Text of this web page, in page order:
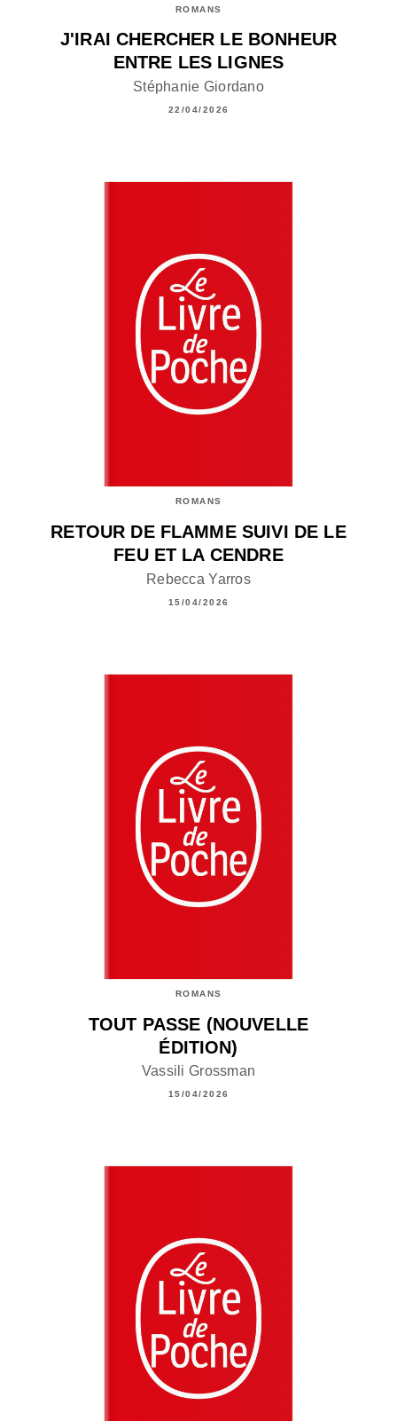
ROMANS
J'IRAI CHERCHER LE BONHEUR
ENTRE LES LIGNES
Stéphanie Giordano
22/04/2026
ROMANS
RETOUR DE FLAMME SUIVI DE LE
FEU ET LA CENDRE
Rebecca Yarros
15/04/2026
ROMANS
TOUT PASSE (NOUVELLE
ÉDITION)
Vassili Grossman
15/04/2026